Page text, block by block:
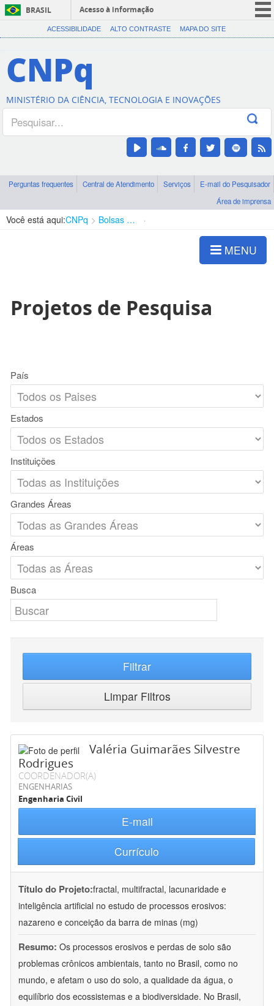
BRASIL
Acesso à informação
CORONAVÍRUS (COVID-19)
Canais
ACESSIBILIDADE ALTO CONTRASTE MAPA DO SITE
CNPq
MINISTÉRIO DA CIÊNCIA, TECNOLOGIA E INOVAÇÕES
Perguntas frequentes Central de Atendimento Serviços
E-mail do Pesquisador
Área de imprensa
Você está aqui:CNPq Bolsas e Auxílios Vigentes
MENU
Projetos de Pesquisa
País
Estados
Instituições
Grandes Áreas
Áreas
Busca
Filtrar
Limpar Filtros
Valéria Guimarães Silvestre
Rodrigues
COORDENADOR(A)
ENGENHARIAS
Engenharia Civil
E-mail
Currículo
Título do Projeto:fractal, multifractal, lacunaridade e
inteligência artificial no estudo de processos erosivos:
nazareno e conceição da barra de minas (mg)
Resumo: Os processos erosivos e perdas de solo são
problemas crônicos ambientais, tanto no Brasil, como no
mundo, e afetam o uso do solo, a qualidade da água, o
equilíbrio dos ecossistemas e a biodiversidade. No Brasil,